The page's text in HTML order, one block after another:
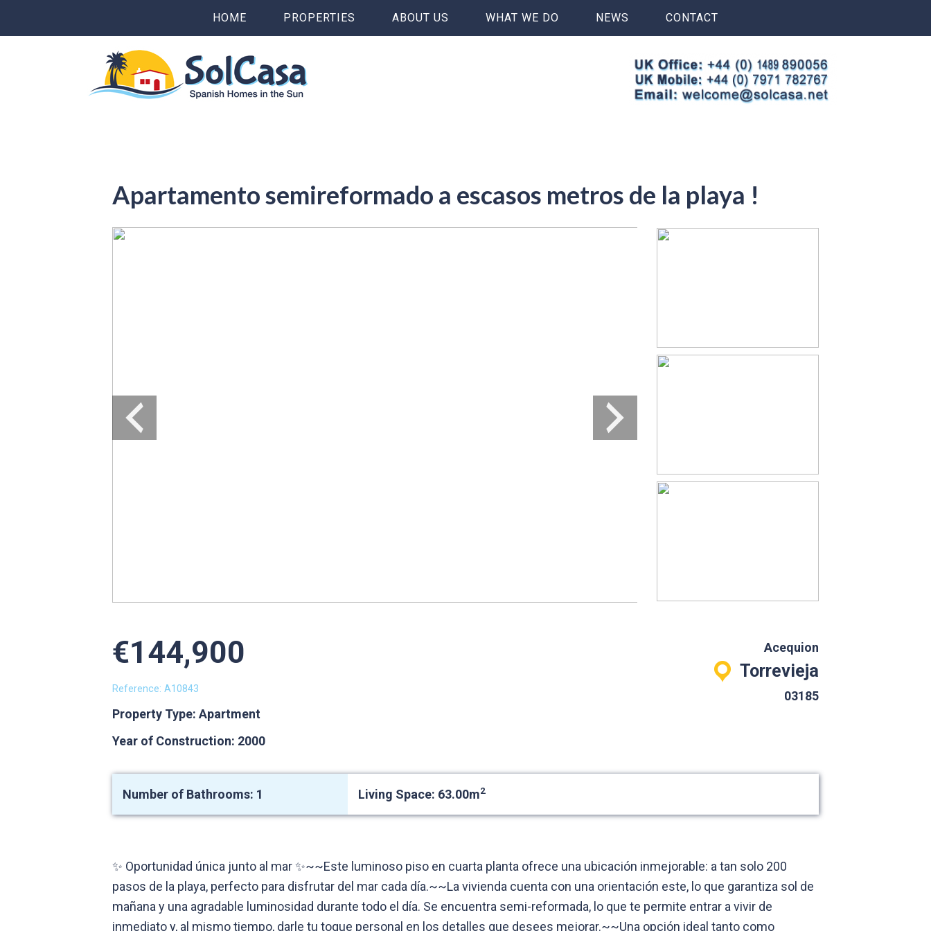
HOME PROPERTIES ABOUT US WHAT WE DO NEWS CONTACT
Apartamento semireformado a escasos metros de la playa !
€144,900
Reference: A10843
Property Type: Apartment
Year of Construction: 2000
Acequion
Torrevieja
03185
Number of Bathrooms: 1 Living Space: 63.00m2
✨ Oportunidad única junto al mar ✨~~Este luminoso piso en cuarta planta ofrece una ubicación inmejorable: a tan solo 200
pasos de la playa, perfecto para disfrutar del mar cada día.~~La vivienda cuenta con una orientación este, lo que garantiza sol de
mañana y una agradable luminosidad durante todo el día. Se encuentra semi-reformada, lo que te permite entrar a vivir de
inmediato y, al mismo tiempo, darle tu toque personal en los detalles que desees mejorar.~~Una opción ideal tanto como